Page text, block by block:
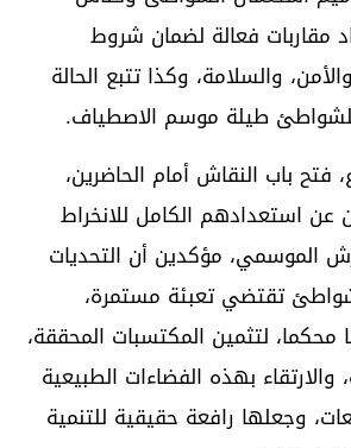
مقاربات فعالة لضمان شروط
والسلامة، وكذا تتبع الحالة
للشواطئ طيلة موسم الاصطياف.
فتح باب النقاش أمام الحاضرين،
عن استعدادهم الكامل للانخراط
الموسمي، مؤكدين أن التحديات
تقتضي تعبئة مستمرة،
لتثمين المكتسبات المحققة،
والارتقاء بهذه الفضاءات الطبيعية
وجعلها رافعة حقيقية للتنمية